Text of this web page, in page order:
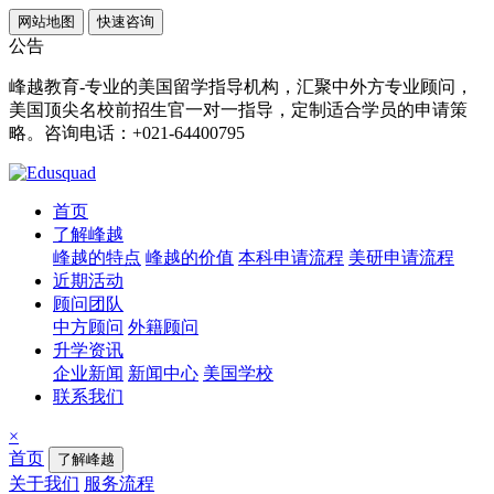
网站地图 快速咨询
公告
峰越教育-专业的美国留学指导机构，汇聚中外方专业顾问，
美国顶尖名校前招生官一对一指导，定制适合学员的申请策
略。咨询电话：+021-64400795
首页
了解峰越
峰越的特点 峰越的价值 本科申请流程 美研申请流程
近期活动
顾问团队
中方顾问 外籍顾问
升学资讯
企业新闻 新闻中心 美国学校
联系我们
×
首页
了解峰越
关于我们 服务流程